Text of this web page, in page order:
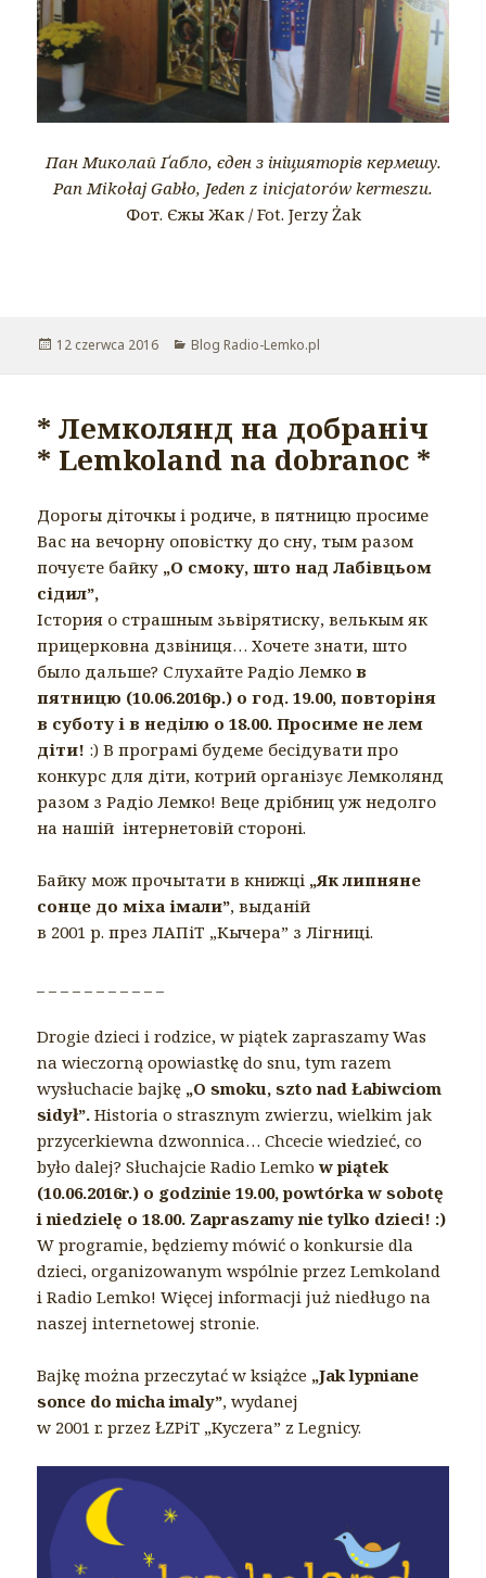
Пан Миколай Ґабло, єден з ініцияторів кермешу.
Pan Mikołaj Gabło, Jeden z inicjatorów kermeszu.
Фот. Єжы Жак / Fot. Jerzy Żak
Opublikowano
12 czerwca 2016 Kategorie
Blog Radio-Lemko.pl
* Лемколянд на добраніч
* Lemkoland na dobranoc *
Дорогы діточкы і родиче, в пятницю просиме
Вас на вечорну оповістку до сну, тым разом
почуєте байку „О смоку, што над Лабівцьом
сідил”,
Істория о страшным зьвірятиску, велькым як
прицерковна дзвіниця… Хочете знати, што
было дальше? Слухайте Радіо Лемков
пятницю (10.06.2016р.) о год. 19.00, повторіня
в суботу і в неділю о 18.00. Просиме не лем
діти! :) В програмі будемe бесідувати про
конкурс для діти, котрий організує Лемколянд
разом з Радіо Лемко! Веце дрібниц уж недолго
на нашій інтернетовій стороні.
Байку мож прочытати в книжці „Як липняне
сонце до міха імали”, выданій
в 2001 р. през ЛАПіТ „Кычера” з Лігниці.
Drogie dzieci i rodzice, w piątek zapraszamy Was
na wieczorną opowiastkę do snu, tym razem
wysłuchacie bajkę „O smoku, szto nad Łabiwciom
sidył”.Historia o strasznym zwierzu, wielkim jak
przycerkiewna dzwonnica… Chcecie wiedzieć, co
było dalej? Słuchajcie Radio Lemkow piątek
(10.06.2016r.) o godzinie 19.00, powtórka w sobotę
i niedzielę o 18.00. Zapraszamy nie tylko dzieci! :)
W programie, będziemy mówić o konkursie dla
dzieci, organizowanym wspólnie przez Lemkoland
i Radio Lemko! Więcej informacji już niedługo na
naszej internetowej stronie.
Bajkę można przeczytać w książce „Jak lypniane
sonce do micha imaly”, wydanej
w 2001 r. przez ŁZPiT „Kyczera” z Legnicy.